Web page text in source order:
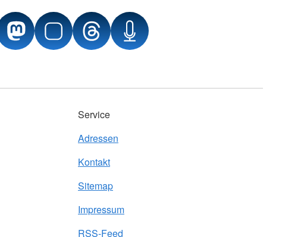
Service
Adressen
Kontakt
Sitemap
Impressum
RSS-Feed